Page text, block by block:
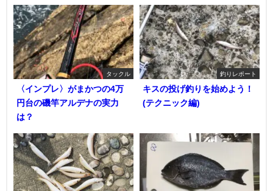
タックル
〈インプレ〉がまかつの4万
円台の磯竿アルデナの実力
は？
釣りレポート
キスの投げ釣りを始めよう！
(テクニック編)